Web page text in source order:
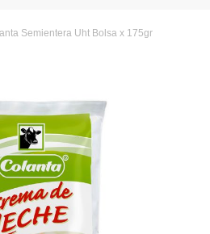
Semientera Uht Bolsa x 175gr